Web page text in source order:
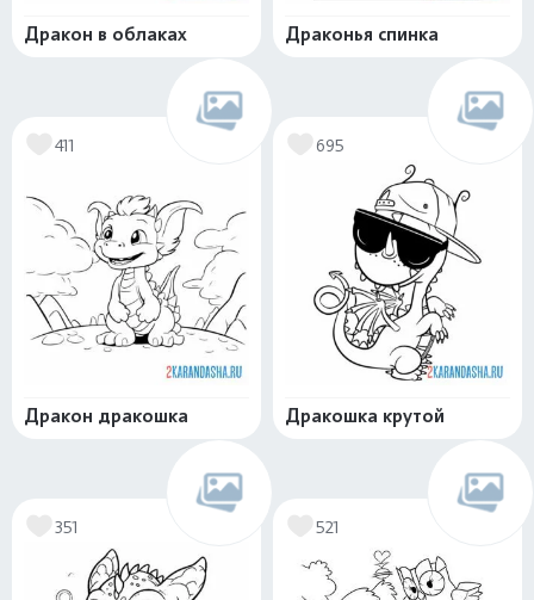
Дракон в облаках Драконья спинка
411
Дракон дракошка
695
Дракошка крутой
351 521